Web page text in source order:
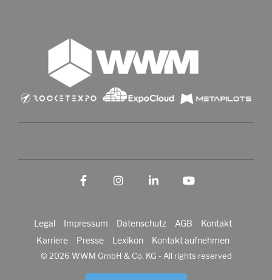
Legal Impressum Datenschutz AGB
Kontakt
Karriere
Presse Lexikon Kontakt aufnehmen
© 2026 WWM GmbH & Co. KG - All rights reserved
FacebookInstagram
LinkedIn